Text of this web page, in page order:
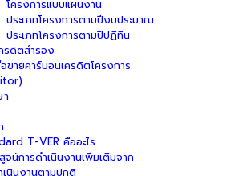
โครงการแบบแผนงาน
ประเภทโครงการตามปีงบประมาณ
ประเภทโครงการตามปีปฏิทิน
รดิตสำรอง
ขายคาร์บอนเครดิตโครงการ
T-VER คืออะไร
จน์การดำเนินงานเพิ่มเติมจาก
เนินงานตามปกติ